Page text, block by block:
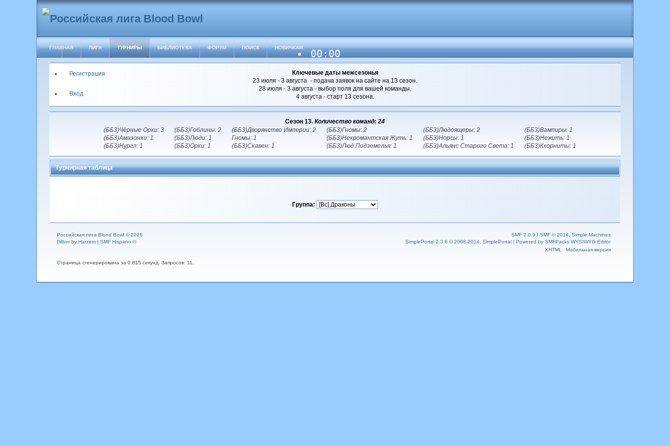
ГЛАВНАЯ ЛИГА ТУРНИРЫ БИБЛИОТЕКА ФОРУМ ПОИСК НОВИЧКАМ
00:00
Регистрация
Вход
Ключевые даты межсезонья
23 июля - 3 августа - подача заявок на сайте на 13 сезон.
28 июля - 3 августа - выбор поля для вашей команды.
4 августа - старт 13 сезона.
Сезон 13. Количество команд: 24
(ББ3)Чёрные Орки: 3
(ББ3)Амазонки: 1
(ББ3)Нургл: 1
(ББ3)Гоблины: 2
(ББ3)Люди: 1
(ББ3)Орки: 1
(ББ3)Дворянство Империи: 2
Гномы: 1
(ББ3)Скавен: 1
(ББ3)Гномы: 2
(ББ3)Некромантская Жуть: 1
(ББ3)Люд Подземелья: 1
(ББ3)Людоящеры: 2
(ББ3)Норсы: 1
(ББ3)Альянс Старого Света: 1
(ББ3)Вампиры: 1
(ББ3)Нежить: 1
(ББ3)Кхорниты: 1
Турнирная таблица
Группа:
SMF 2.0.9 |SMF © 2014 ,Simple Machines
SimplePortal 2.3.6 © 2008-2014, SimplePortal |Powered by SMFPacks WYSIWYG Editor
XHTML
Мобильная версия
Российская лига Blood Bowl © 2026
Dilberby Harzem| SMF Hispano ©
Страница сгенерирована за 0.815 секунд. Запросов: 11.